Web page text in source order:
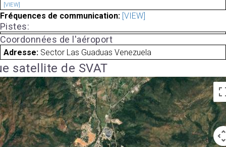
[VIEW]
Fréquences de communication: [VIEW]
Pistes:
Coordonnées de l'aéroport
Adresse: Sector Las Guaduas Venezuela
satellite de SVAT